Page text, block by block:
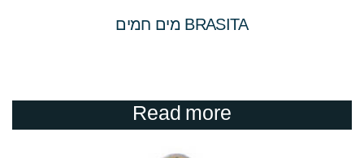
BRASITA מים חמים
Read more